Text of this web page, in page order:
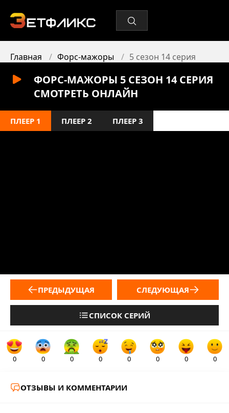
Главная Форс-мажоры 5 сезон 14 серия
ФОРС-МАЖОРЫ 5 СЕЗОН 14 СЕРИЯ
СМОТРЕТЬ ОНЛАЙН
ПЛЕЕР 1 ПЛЕЕР 2 ПЛЕЕР 3
ПРЕДЫДУЩАЯ
СПИСОК СЕРИЙ
СЛЕДУЮЩАЯ
0 0 0 0 0 0 0 0
ОТЗЫВЫ И КОММЕНТАРИИ